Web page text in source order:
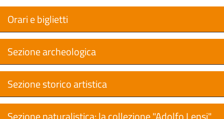
Orari e biglietti
Sezione archeologica
Sezione storico artistica